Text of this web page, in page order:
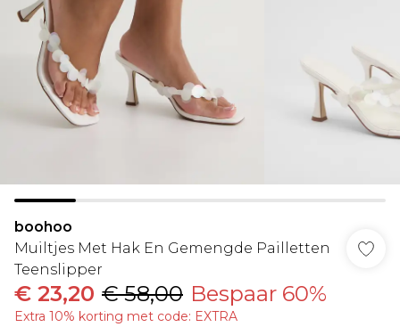
boohoo
Muiltjes Met Hak En Gemengde Pailletten
Teenslipper
€ 23,20 € 58,00 Bespaar 60%
Extra 10% korting met code: EXTRA